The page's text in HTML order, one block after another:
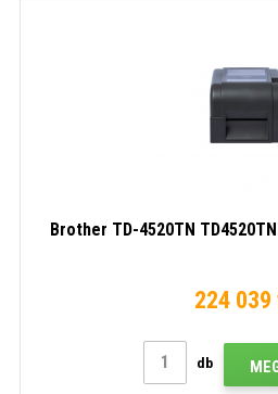
Brother TD-4520TN
224
db